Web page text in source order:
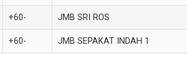
+60- JMB SRI ROS
+60- JMB SEPAKAT INDAH 1